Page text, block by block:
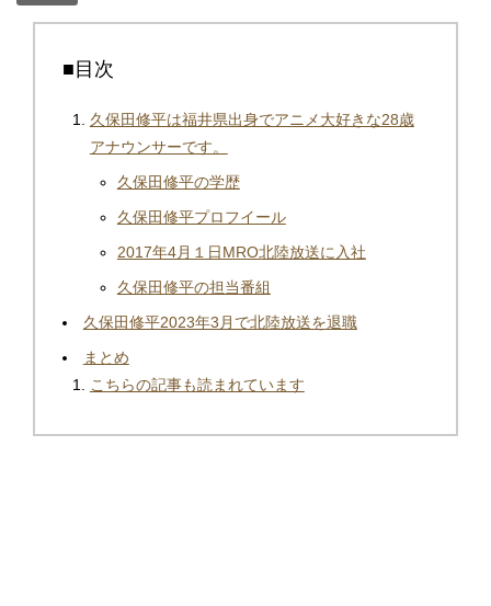
■目次
久保田修平は福井県出身でアニメ大好きな28歳
アナウンサーです。
久保田修平の学歴
久保田修平プロフイール
2017年4月１日MRO北陸放送に入社
久保田修平の担当番組
久保田修平2023年3月で北陸放送を退職
まとめ
こちらの記事も読まれています